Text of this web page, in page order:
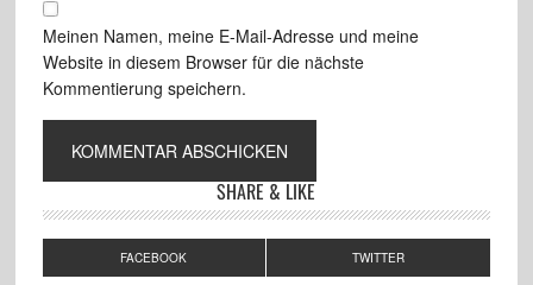
Meinen Namen, meine E-Mail-Adresse und meine
Website in diesem Browser für die nächste
Kommentierung speichern.
SHARE & LIKE
FACEBOOK TWITTER